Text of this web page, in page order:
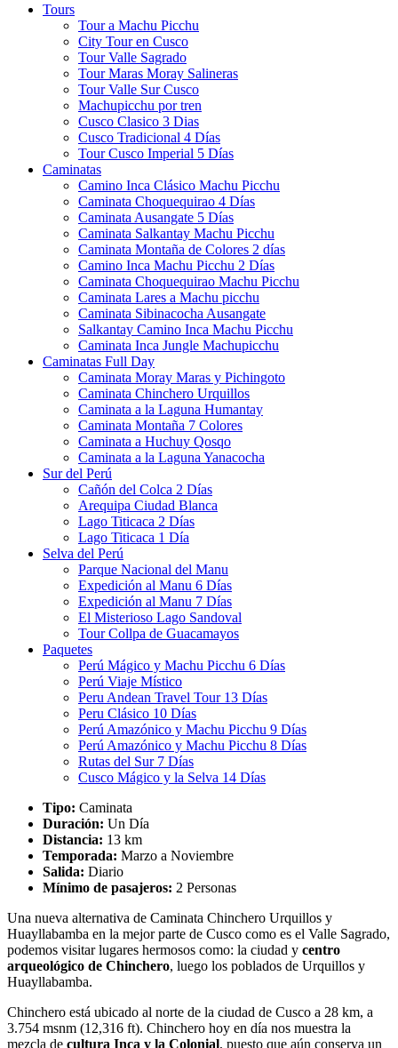
Tours
Tour a Machu Picchu
City Tour en Cusco
Tour Valle Sagrado
Tour Maras Moray Salineras
Tour Valle Sur Cusco
Machupicchu por tren
Cusco Clasico 3 Dias
Cusco Tradicional 4 Días
Tour Cusco Imperial 5 Días
Caminatas
Camino Inca Clásico Machu Picchu
Caminata Choquequirao 4 Días
Caminata Ausangate 5 Días
Caminata Salkantay Machu Picchu
Caminata Montaña de Colores 2 días
Camino Inca Machu Picchu 2 Días
Caminata Choquequirao Machu Picchu
Caminata Lares a Machu picchu
Caminata Sibinacocha Ausangate
Salkantay Camino Inca Machu Picchu
Caminata Inca Jungle Machupicchu
Caminatas Full Day
Caminata Moray Maras y Pichingoto
Caminata Chinchero Urquillos
Caminata a la Laguna Humantay
Caminata Montaña 7 Colores
Caminata a Huchuy Qosqo
Caminata a la Laguna Yanacocha
Sur del Perú
Cañón del Colca 2 Días
Arequipa Ciudad Blanca
Lago Titicaca 2 Días
Lago Titicaca 1 Día
Selva del Perú
Parque Nacional del Manu
Expedición al Manu 6 Días
Expedición al Manu 7 Días
El Misterioso Lago Sandoval
Tour Collpa de Guacamayos
Paquetes
Perú Mágico y Machu Picchu 6 Días
Perú Viaje Místico
Peru Andean Travel Tour 13 Días
Peru Clásico 10 Días
Perú Amazónico y Machu Picchu 9 Días
Perú Amazónico y Machu Picchu 8 Días
Rutas del Sur 7 Días
Cusco Mágico y la Selva 14 Días
Tipo: Caminata
Duración: Un Día
Distancia: 13 km
Temporada: Marzo a Noviembre
Salida: Diario
Mínimo de pasajeros: 2 Personas
Una nueva alternativa de Caminata Chinchero Urquillos y
Huayllabamba en la mejor parte de Cusco como es el Valle Sagrado,
podemos visitar lugares hermosos como: la ciudad y centro
arqueológico de Chinchero, luego los poblados de Urquillos y
Huayllabamba.
Chinchero está ubicado al norte de la ciudad de Cusco a 28 km, a
3.754 msnm (12,316 ft). Chinchero hoy en día nos muestra la
mezcla de cultura Inca y la Colonial, puesto que aún conserva un